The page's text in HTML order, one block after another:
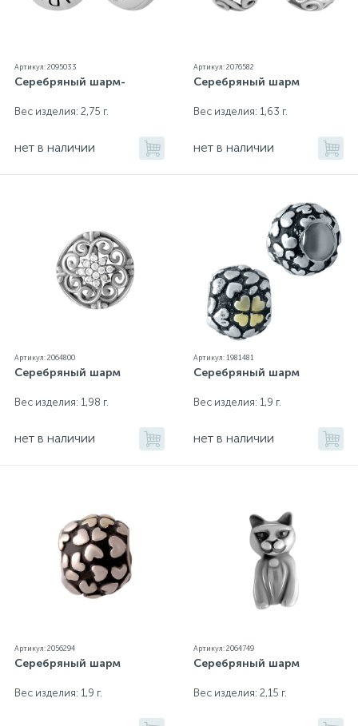
Артикул: 2095033
Серебряный шарм-
Вес изделия: 2,75 г.
нет в наличии
Артикул: 2076582
Серебряный шарм
Вес изделия: 1,63 г.
нет в наличии
Артикул: 2064800
Серебряный шарм
Вес изделия: 1,98 г.
нет в наличии
Артикул: 1981481
Серебряный шарм
Вес изделия: 1,9 г.
нет в наличии
Артикул: 2056294
Серебряный шарм
Вес изделия: 1,9 г.
Артикул: 2064749
Серебряный шарм
Вес изделия: 2,15 г.